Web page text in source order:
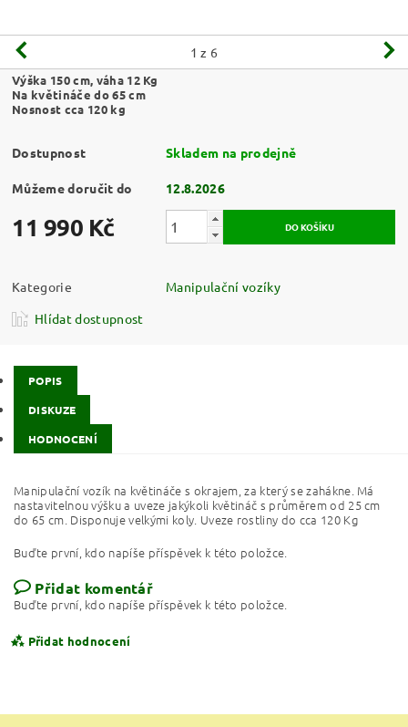
1 z 6
Výška 150 cm, váha 12 Kg
Na květináče do 65 cm
Nosnost cca 120 kg
Dostupnost Skladem na prodejně
Můžeme doručit do 12.8.2026
11 990 Kč
Kategorie
Manipulační vozíky
Hlídat dostupnost
POPIS
DISKUZE
HODNOCENÍ
Manipulační vozík na květináče s okrajem, za který se zahákne. Má
nastavitelnou výšku a uveze jakýkoli květináč s průměrem od 25 cm
do 65 cm. Disponuje velkými koly. Uveze rostliny do cca 120 Kg
Buďte první, kdo napíše příspěvek k této položce.
Přidat komentář
Buďte první, kdo napíše příspěvek k této položce.
Přidat hodnocení